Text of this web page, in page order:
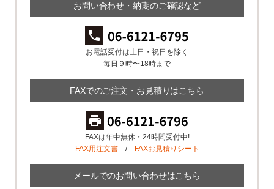
お問い合わせ・納期のご確認など
お電話受付は土日・祝日を除く
毎日９時〜18時まで
FAXでのご注文・お見積りはこちら
FAXは年中無休・24時間受付中!
FAX用注文書/ FAXお見積りシート
メールでのお問い合わせはこちら